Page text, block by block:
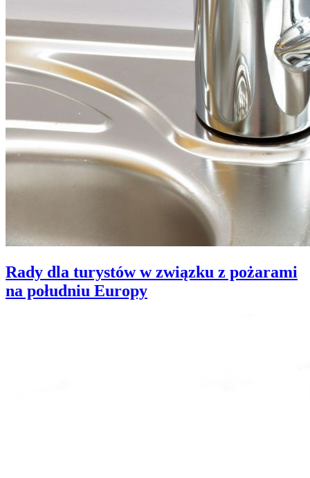
Rady dla turystów w związku z pożarami
na południu Europy